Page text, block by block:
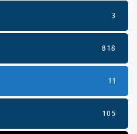
3
818
11
105